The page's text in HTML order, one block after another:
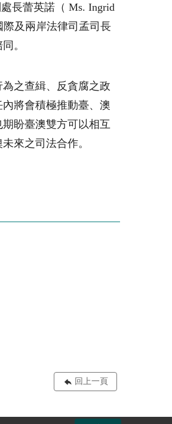
長蕾英諾（ Ms. Ingrid
及兩岸法律司孟司長
。
之查緝、反貪腐之政
將會積極推動臺、澳
盼臺澳雙方可以相互
來之司法合作。
回上一頁